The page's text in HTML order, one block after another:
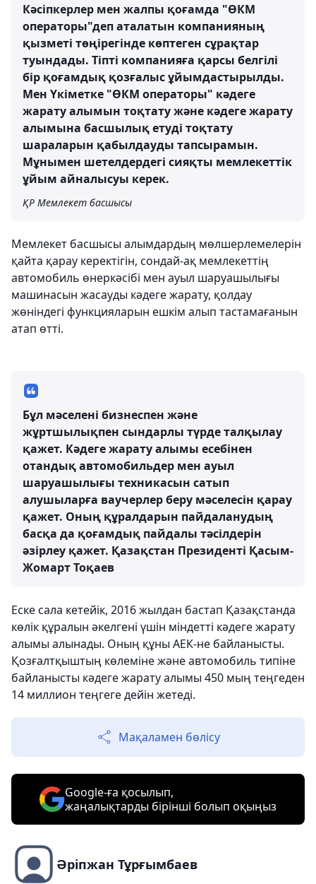
Кәсіпкерлер мен жалпы қоғамда "ӨКМ
операторы"деп аталатын компанияның
қызметі төңірегінде көптеген сұрақтар
туындады. Тіпті компанияға қарсы белгілі
бір қоғамдық қозғалыс ұйымдастырылды.
Мен Үкіметке "ӨКМ операторы" кәдеге
жарату алымын тоқтату және кәдеге жарату
алымына басшылық етуді тоқтату
шараларын қабылдауды тапсырамын.
Мұнымен шетелдердегі сияқты мемлекеттік
ұйым айналысуы керек.
ҚР Мемлекет басшысы
Мемлекет басшысы алымдардың мөлшерлемелерін
қайта қарау керектігін, сондай-ақ мемлекеттің
автомобиль өнеркәсібі мен ауыл шаруашылығы
машинасын жасауды кәдеге жарату, қолдау
жөніндегі функцияларын ешкім алып тастамағанын
атап өтті.
Бұл мәселені бизнеспен және
жұртшылықпен сындарлы түрде талқылау
қажет. Кәдеге жарату алымы есебінен
отандық автомобильдер мен ауыл
шаруашылығы техникасын сатып
алушыларға ваучерлер беру мәселесін қарау
қажет. Оның құралдарын пайдаланудың
басқа да қоғамдық пайдалы тәсілдерін
әзірлеу қажет. Қазақстан Президенті Қасым-
Жомарт Тоқаев
Еске сала кетейік, 2016 жылдан бастап Қазақстанда
көлік құралын әкелгені үшін міндетті кәдеге жарату
алымы алынады. Оның құны АЕК-не байланысты.
Қозғалтқыштың көлеміне және автомобиль типіне
байланысты кәдеге жарату алымы 450 мың теңгеден
14 миллион теңгеге дейін жетеді.
Мақаламен бөлісу
Google-ға қосылып,
жаңалықтарды бірінші болып оқыңыз
Әріпжан Тұрғымбаев